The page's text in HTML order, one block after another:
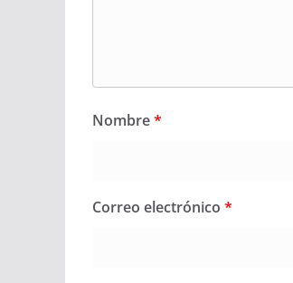
Nombre*
Correo electrónico *